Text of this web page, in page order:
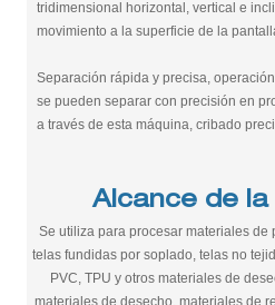
tridimensional horizontal, vertical e
movimiento a la superficie de la
Separación rápida y precisa,
se pueden separar con precisión en
a través de esta máquina, cribado
Alcance de
Se utiliza para procesar materiales
telas fundidas por soplado, telas no
PVC, TPU y otros materiales de